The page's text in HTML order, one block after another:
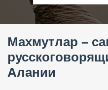
Махмутлар –
Алании